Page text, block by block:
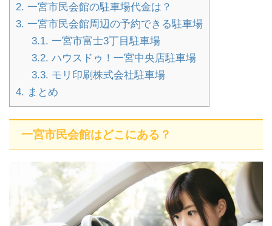
2. 一宮市民会館の駐車場代金は？
3. 一宮市民会館周辺の予約できる駐車場
3.1. 一宮市富士3丁目駐車場
3.2. ハウスドゥ！一宮中央店駐車場
3.3. モリ印刷株式会社駐車場
4. まとめ
一宮市民会館はどこにある？